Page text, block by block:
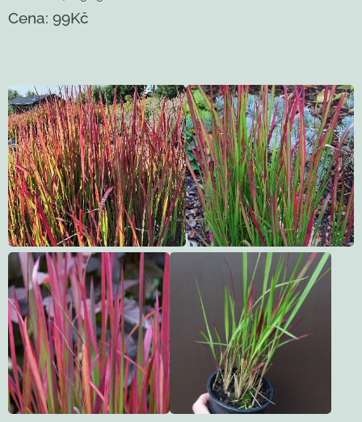
Cena: 99Kč